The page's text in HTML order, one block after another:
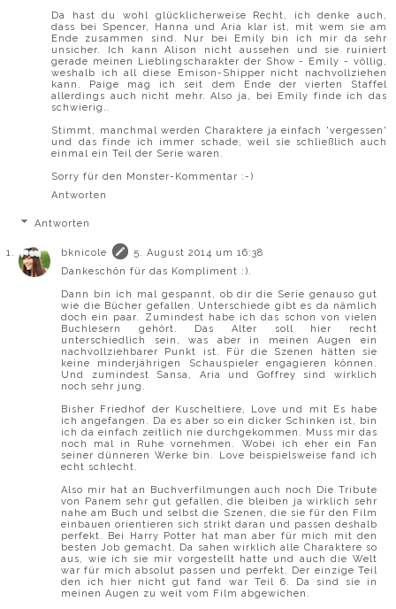
Da hast du wohl glücklicherweise Recht, ich denke auch,
dass bei Spencer, Hanna und Aria klar ist, mit wem sie am
Ende zusammen sind. Nur bei Emily bin ich mir da sehr
unsicher. Ich kann Alison nicht aussehen und sie ruiniert
gerade meinen Lieblingscharakter der Show - Emily - völlig,
weshalb ich all diese Emison-Shipper nicht nachvollziehen
kann. Paige mag ich seit dem Ende der vierten Staffel
allerdings auch nicht mehr. Also ja, bei Emily finde ich das
schwierig..
Stimmt, manchmal werden Charaktere ja einfach 'vergessen'
und das finde ich immer schade, weil sie schließlich auch
einmal ein Teil der Serie waren.
Sorry für den Monster-Kommentar :-)
Antworten
Antworten
bknicole
5. August 2014 um 16:38
Dankeschön für das Kompliment :).
Dann bin ich mal gespannt, ob dir die Serie genauso gut
wie die Bücher gefallen. Unterschiede gibt es da nämlich
doch ein paar. Zumindest habe ich das schon von vielen
Buchlesern gehört. Das Alter soll hier recht
unterschiedlich sein, was aber in meinen Augen ein
nachvollziehbarer Punkt ist. Für die Szenen hätten sie
keine minderjährigen Schauspieler engagieren können.
Und zumindest Sansa, Aria und Goffrey sind wirklich
noch sehr jung.
Bisher Friedhof der Kuscheltiere, Love und mit Es habe
ich angefangen. Da es aber so ein dicker Schinken ist, bin
ich da einfach zeitlich nie durchgekommen. Muss mir das
noch mal in Ruhe vornehmen. Wobei ich eher ein Fan
seiner dünneren Werke bin. Love beispielsweise fand ich
echt schlecht.
Also mir hat an Buchverfilmungen auch noch Die Tribute
von Panem sehr gut gefallen, die bleiben ja wirklich sehr
nahe am Buch und selbst die Szenen, die sie für den Film
einbauen orientieren sich strikt daran und passen deshalb
perfekt. Bei Harry Potter hat man aber für mich mit den
besten Job gemacht. Da sahen wirklich alle Charaktere so
aus, wie ich sie mir vorgestellt hatte und auch die Welt
war für mich absolut passen und perfekt. Der einzige Teil
den ich hier nicht gut fand war Teil 6. Da sind sie in
meinen Augen zu weit vom Film abgewichen.